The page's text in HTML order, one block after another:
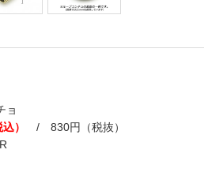
ョ
）
/ 830円（税抜）